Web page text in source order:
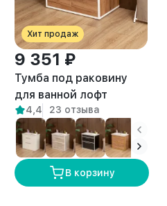
Хит продаж
9 351 ₽
Тумба под раковину
для ванной лофт
Шимри белый/
амаретто
4,4 23 отзыва
В корзину